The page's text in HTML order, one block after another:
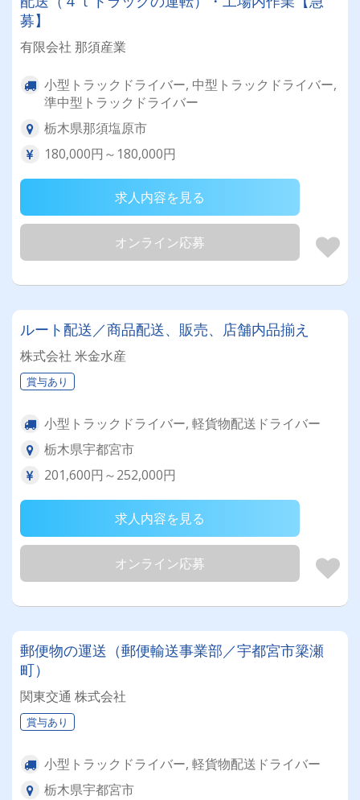
募】
有限会社 那須産業
小型トラックドライバー, 中型トラックドライバー,
準中型トラックドライバー
栃木県那須塩原市
180,000円～180,000円
求人内容を見る
オンライン応募
ルート配送／商品配送、販売、店舗内品揃え
株式会社 米金水産
賞与あり
小型トラックドライバー, 軽貨物配送ドライバー
栃木県宇都宮市
201,600円～252,000円
求人内容を見る
オンライン応募
郵便物の運送（郵便輸送事業部／宇都宮市簗瀬
町）
関東交通 株式会社
賞与あり
小型トラックドライバー, 軽貨物配送ドライバー
栃木県宇都宮市